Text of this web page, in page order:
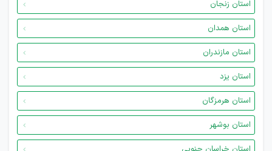
استان زنجان
استان همدان
استان مازندران
استان یزد
استان هرمزگان
استان بوشهر